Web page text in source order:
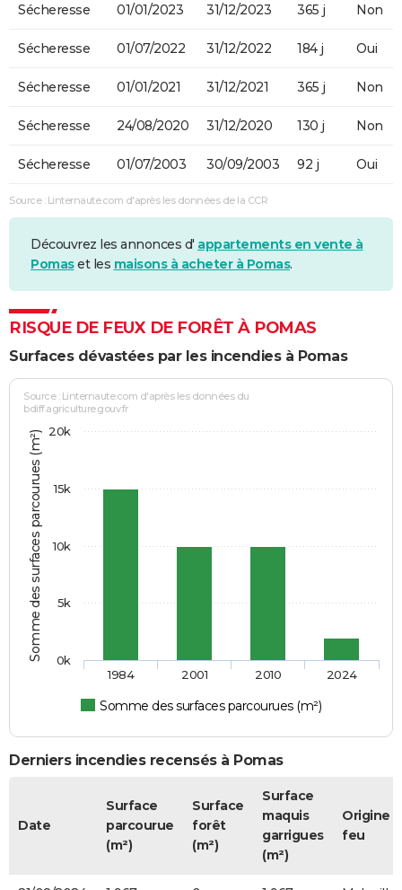
Sécheresse 01/01/2023 31/12/2023 365 j Non
Sécheresse 01/07/2022 31/12/2022 184 j Oui
Sécheresse 01/01/2021 31/12/2021 365 j Non
Sécheresse 24/08/2020 31/12/2020 130 j Non
Sécheresse 01/07/2003 30/09/2003 92 j Oui
Source : Linternaute.com d'après les données de la CCR
Découvrez les annonces d' appartements en vente à
Pomaset les maisons à acheter à Pomas.
RISQUE DE FEUX DE FORÊT À POMAS
Surfaces dévastées par les incendies à Pomas
Somme des surfaces parcourues (m²)
Source : Linternaute.com d'après les données du
bdiff.agriculture.gouv.fr
Somme des surfaces parcourues (m²)
1984 2001 2010 2024
0k
5k
10k
15k
20k
Derniers incendies recensés à Pomas
Date
Surface
parcourue
(m²)
Surface
forêt
(m²)
Surface
maquis
garrigues
(m²)
Origine
feu